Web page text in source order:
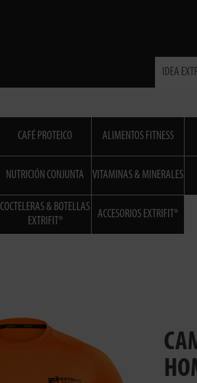
IDEA
CAFÉ PROTEICO ALIMENTOS FITNESS
NUTRICIÓN CONJUNTA VITAMINAS & MINERALES
COCTELERAS & BOTELLAS
EXTRIFIT®
ACCESORIOS EXTRIFIT®